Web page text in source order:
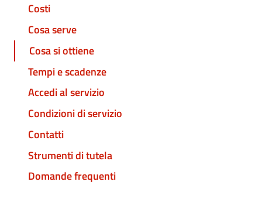
Costi
Cosa serve
Cosa si ottiene
Tempi e scadenze
Accedi al servizio
Condizioni di servizio
Contatti
Strumenti di tutela
Domande frequenti